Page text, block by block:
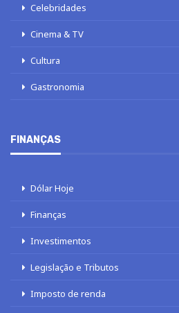
Celebridades
Cinema & TV
Cultura
Gastronomia
FINANÇAS
Dólar Hoje
Finanças
Investimentos
Legislação e Tributos
Imposto de renda